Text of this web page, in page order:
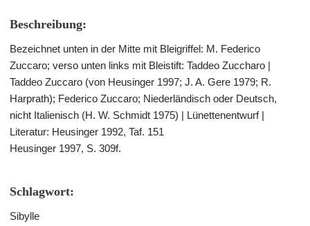
Beschreibung:
Bezeichnet unten in der Mitte mit Bleigriffel: M. Federico
Zuccaro; verso unten links mit Bleistift: Taddeo Zuccharo |
Taddeo Zuccaro (von Heusinger 1997; J. A. Gere 1979; R.
Harprath); Federico Zuccaro; Niederländisch oder Deutsch,
nicht Italienisch (H. W. Schmidt 1975) | Lünettenentwurf |
Literatur: Heusinger 1992, Taf. 151
Heusinger 1997, S. 309f.
Schlagwort:
Sibylle